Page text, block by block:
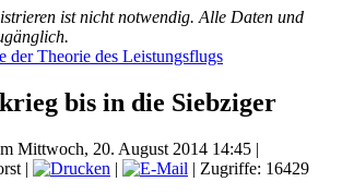
ist nicht notwendig. Alle Daten und
der Theorie des Leistungsflugs
bis in die Siebziger
Mittwoch, 20. August 2014 14:45 |
| |
| Zugriffe: 16429